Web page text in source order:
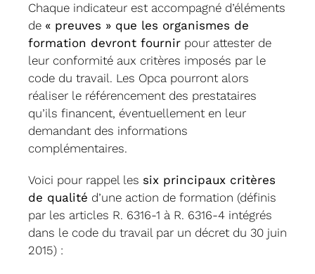
Chaque indicateur est accompagné d’éléments
de « preuves » que les organismes de
formation devront fournirpour attester de
leur conformité aux critères imposés par le
code du travail. Les Opca pourront alors
réaliser le référencement des prestataires
qu’ils financent, éventuellement en leur
demandant des informations
complémentaires.
Voici pour rappel les six principaux critères
de qualité d’une action de formation (définis
par les articles R. 6316-1 à R. 6316-4 intégrés
dans le code du travail par un décret du 30 juin
2015) :